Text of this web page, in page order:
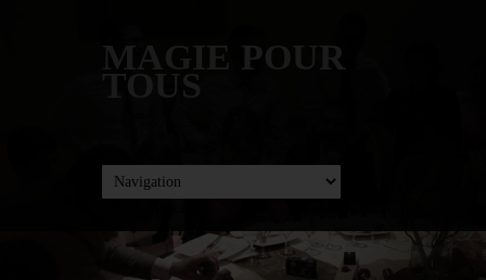
MAGIE POUR
TOUS